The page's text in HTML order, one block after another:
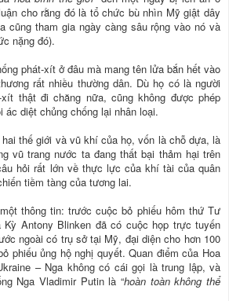
cho rằng đó là tổ chức bù nhìn Mỹ giật dây
cũng tham gia ngày càng sâu rộng vào nó và
nặng đó).
phát-xít ở đâu mà mang tên lửa bắn hết vào
rất nhiều thường dân. Dù họ có là người
thật đi chăng nữa, cũng không được phép
ác diệt chủng chống lại nhân loại.
thế giới và vũ khí của họ, vốn là chỗ dựa, là
vũ trang nước ta đang thất bại thảm hại trên
hỏi rất lớn về thực lực của khí tài của quân
tiềm tàng của tương lai.
thông tin: trước cuộc bỏ phiếu hôm thứ Tư
Kỳ Antony Blinken đã có cuộc họp trực tuyến
ngoài có trụ sở tại Mỹ, đại diện cho hơn 100
phiếu ủng hộ nghị quyết. Quan điểm của Hoa
– Nga không có cái gọi là trung lập, và
Nga Vladimir Putin là “hoàn toàn không thể